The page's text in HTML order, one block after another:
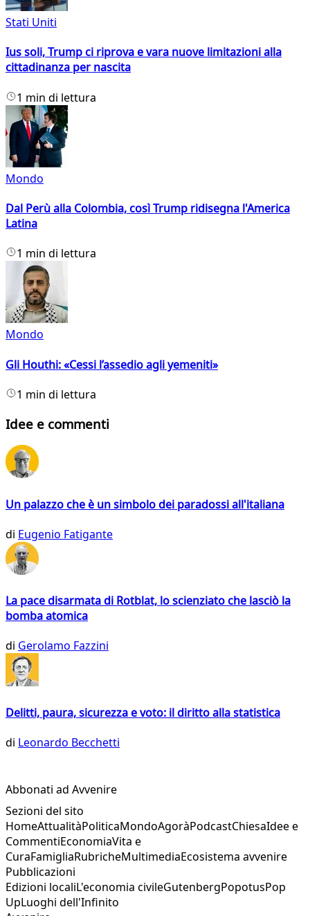
Stati Uniti
Ius soli, Trump ci riprova e vara nuove limitazioni alla
cittadinanza per nascita
1 min di lettura
Mondo
Dal Perù alla Colombia, così Trump ridisegna l'America
Latina
1 min di lettura
Mondo
Gli Houthi: «Cessi l’assedio agli yemeniti»
1 min di lettura
Idee e commenti
Un palazzo che è un simbolo dei paradossi all'italiana
di Eugenio Fatigante
La pace disarmata di Rotblat, lo scienziato che lasciò la
bomba atomica
di Gerolamo Fazzini
Delitti, paura, sicurezza e voto: il diritto alla statistica
di Leonardo Becchetti
Abbonati ad Avvenire
Sezioni del sito
HomeAttualitàPoliticaMondoAgoràPodcastChiesaIdee e
CommentiEconomiaVita e
CuraFamigliaRubricheMultimediaEcosistema avvenire
Pubblicazioni
Edizioni localiL'economia civileGutenbergPopotusPop
UpLuoghi dell'Infinito